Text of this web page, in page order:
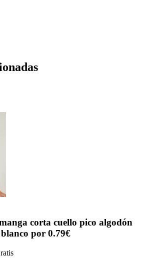
corta cuello pico algodón
por 0.79€